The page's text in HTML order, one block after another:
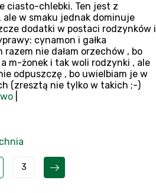
ciasto-chlebki. Ten jest z
ale w smaku jednak dominuje
dodatki w postaci rodzynków i
cynamon i gałka
razem nie dałam orzechów , bo
a m-żonek i tak woli rodzynki , ale
odpuszczę , bo uwielbiam je w
(zresztą nie tylko w takich ;-)
3